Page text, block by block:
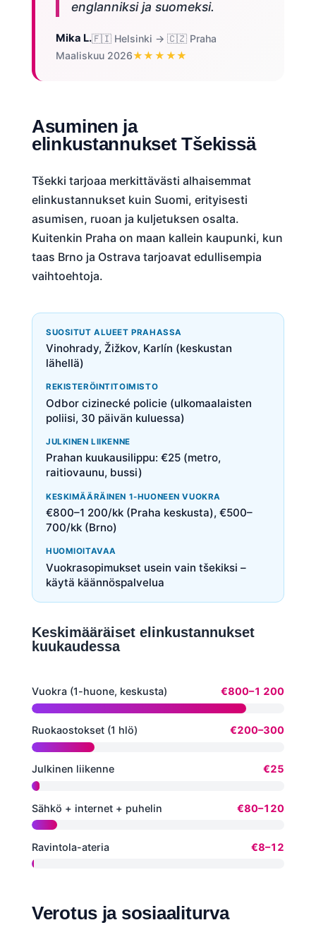
englanniksi ja suomeksi.
Mika L.🇫🇮 Helsinki → 🇨🇿 Praha
Maaliskuu 2026★★★★★
Asuminen ja
elinkustannukset Tšekissä
Tšekki tarjoaa merkittävästi alhaisemmat
elinkustannukset kuin Suomi, erityisesti
asumisen, ruoan ja kuljetuksen osalta.
Kuitenkin Praha on maan kallein kaupunki, kun
taas Brno ja Ostrava tarjoavat edullisempia
vaihtoehtoja.
SUOSITUT ALUEET PRAHASSA
Vinohrady, Žižkov, Karlín (keskustan
lähellä)
REKISTERÖINTITOIMISTO
Odbor cizinecké policie (ulkomaalaisten
poliisi, 30 päivän kuluessa)
JULKINEN LIIKENNE
Prahan kuukausilippu: €25 (metro,
raitiovaunu, bussi)
KESKIMÄÄRÄINEN 1-HUONEEN VUOKRA
€800–1 200/kk (Praha keskusta), €500–
700/kk (Brno)
HUOMIOITAVAA
Vuokrasopimukset usein vain tšekiksi –
käytä käännöspalvelua
Keskimääräiset elinkustannukset
kuukaudessa
Vuokra (1-huone, keskusta) €800–1 200
Ruokaostokset (1 hlö) €200–300
Julkinen liikenne €25
Sähkö + internet + puhelin €80–120
Ravintola-ateria €8–12
Verotus ja sosiaaliturva